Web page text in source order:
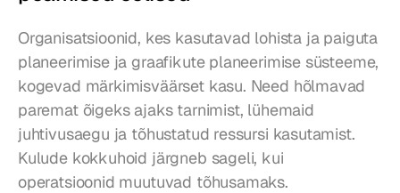
Organisatsioonid, kes kasutavad lohista ja paiguta
planeerimise ja graafikute planeerimise süsteeme,
kogevad märkimisväärset kasu. Need hõlmavad
paremat õigeks ajaks tarnimist, lühemaid
juhtivusaegu ja tõhustatud ressursi kasutamist.
Kulude kokkuhoid järgneb sageli, kui
operatsioonid muutuvad tõhusamaks.